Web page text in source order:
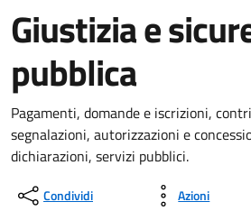
Giustizia e
pubblica
Pagamenti, domande e iscrizioni,
segnalazioni, autorizzazioni e
dichiarazioni, servizi pubblici.
Condividi Azioni